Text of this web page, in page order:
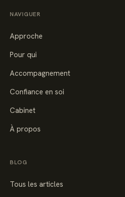
NAVIGUER
Approche
Pour qui
Accompagnement
Confiance en soi
Cabinet
À propos
BLOG
Tous les articles